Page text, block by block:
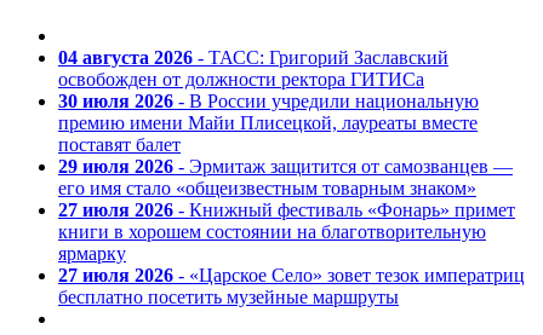
04 августа 2026 - ТАСС: Григорий Заславский
освобожден от должности ректора ГИТИСа
30 июля 2026 - В России учредили национальную
премию имени Майи Плисецкой, лауреаты вместе
поставят балет
29 июля 2026 - Эрмитаж защитится от самозванцев —
его имя стало «общеизвестным товарным знаком»
27 июля 2026 - Книжный фестиваль «Фонарь» примет
книги в хорошем состоянии на благотворительную
ярмарку
27 июля 2026 - «Царское Село» зовет тезок императриц
бесплатно посетить музейные маршруты